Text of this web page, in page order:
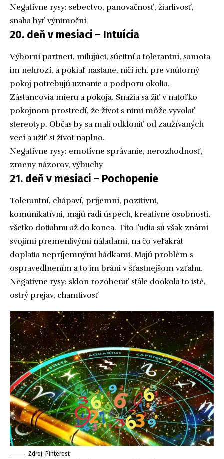
Negatívne rysy: sebectvo, panovačnosť, žiarlivosť,
snaha byť výnimoční
20. deň v mesiaci – Intuícia
Výborní partneri, milujúci, súcitní a tolerantní, samota
im nehrozí, a pokiaľ nastane, ničí ich, pre vnútorný
pokoj potrebujú uznanie a podporu okolia.
Zástancovia mieru a pokoja. Snažia sa žiť v natoľko
pokojnom prostredí, že život s nimi môže vyvolať
stereotyp. Občas by sa mali odkloniť od zaužívaných
vecí a užiť si život naplno.
Negatívne rysy: emotívne správanie, nerozhodnosť,
zmeny názorov, výbuchy
21. deň v mesiaci – Pochopenie
Tolerantní, chápaví, príjemní, pozitívni,
komunikatívni, majú radi úspech, kreatívne osobnosti,
všetko dotiahnu až do konca. Títo ľudia sú však známi
svojimi premenlivými náladami, na čo veľakrát
doplatia nepríjemnými hádkami. Majú problém s
ospravedlnením a to im bráni v šťastnejšom vzťahu.
Negatívne rysy: sklon rozoberať stále dookola to isté,
ostrý prejav, chamtivosť
Zdroj: Pinterest